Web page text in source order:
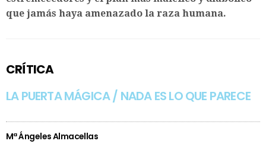
que jamás haya amenazado la raza humana.
CRÍTICA
LA PUERTA MÁGICA / NADA ES LO QUE PARECE
Mª Ángeles Almacellas